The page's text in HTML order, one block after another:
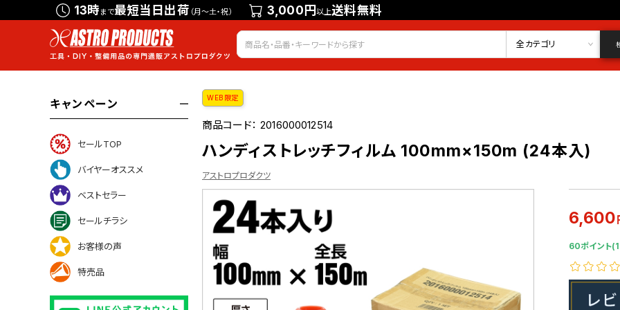
13時まで最短当日出荷 （月～土・祝） 3,000円以上送料無料
会員登録 ログイン
お気に入り
全カテゴリ
キャンペーン
セールTOP
バイヤーオススメ
ベストセラー
セールチラシ
お客様の声
特売品
WEB限定
商品コード：2016000012514
ハンディストレッチフィルム 100mm×150m (24本入)
アストロプロダクツ
6,600
60ポイント